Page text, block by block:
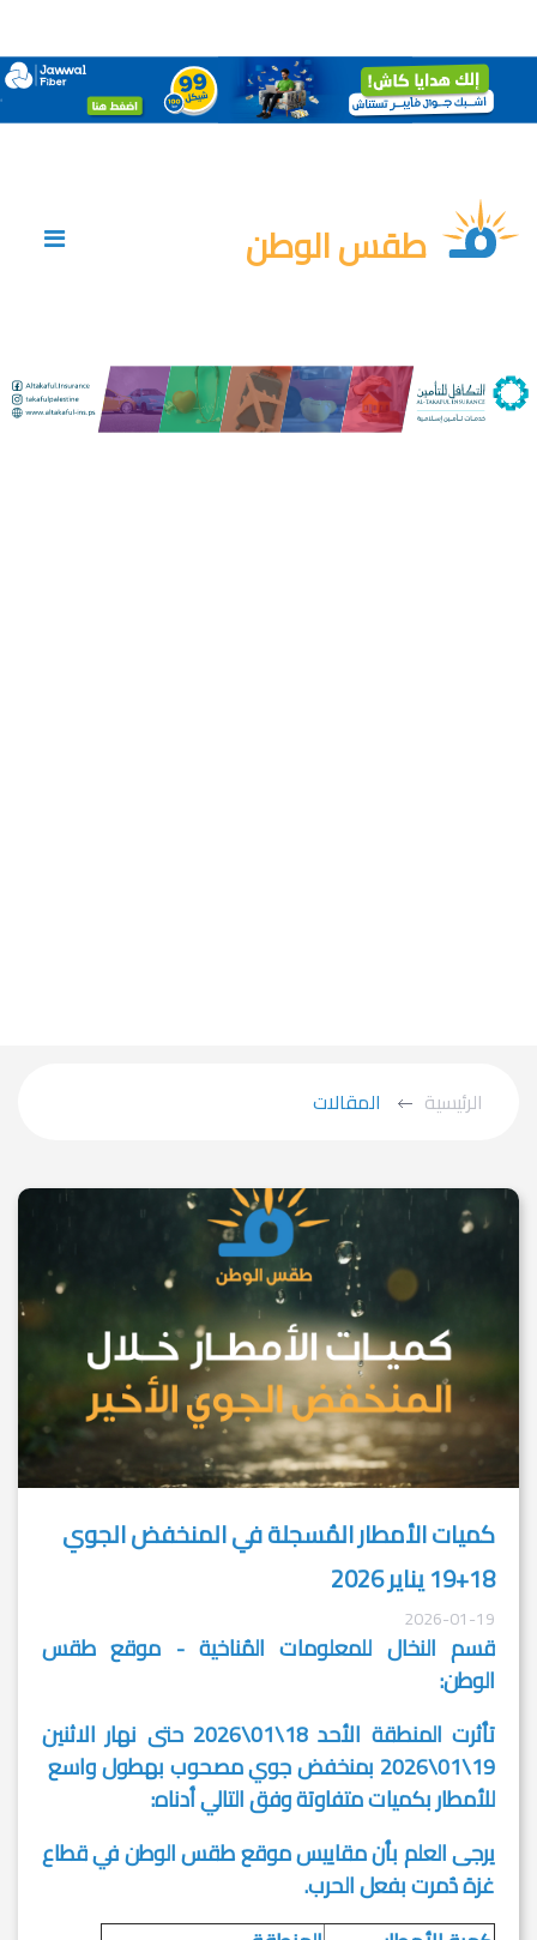
طقس الوطن
الرئيسية المقالات
كميات الأمطار المُسجلة في المنخفض الجوي
18+19 يناير 2026
2026-01-19
قسم النخال للمعلومات المُناخية - موقع طقس
الوطن:
تأثرت المنطقة الأحد 18\01\2026 حتى نهار الاثنين
19\01\2026 بمنخفض جوي مصحوب بهطول واسع
للأمطار بكميات متفاوتة وفق التالي أدناه:
يرجى العلم بأن مقاييس موقع طقس الوطن في قطاع
غزة دُمرت بفعل الحرب.